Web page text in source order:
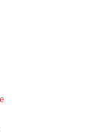
сайте, в том числе -
любая
владельца сайта -
юр. адрес
д. 17 корп.2 лит.А
распространение,
согласия владельца